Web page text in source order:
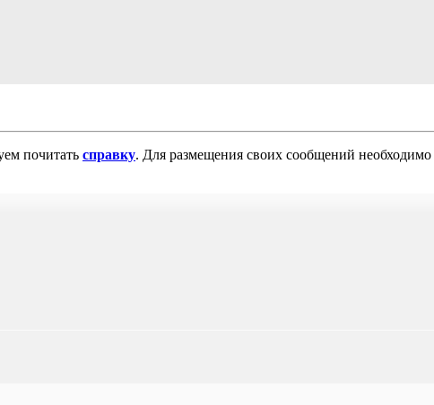
почитать справку. Для размещения своих сообщений необходимо